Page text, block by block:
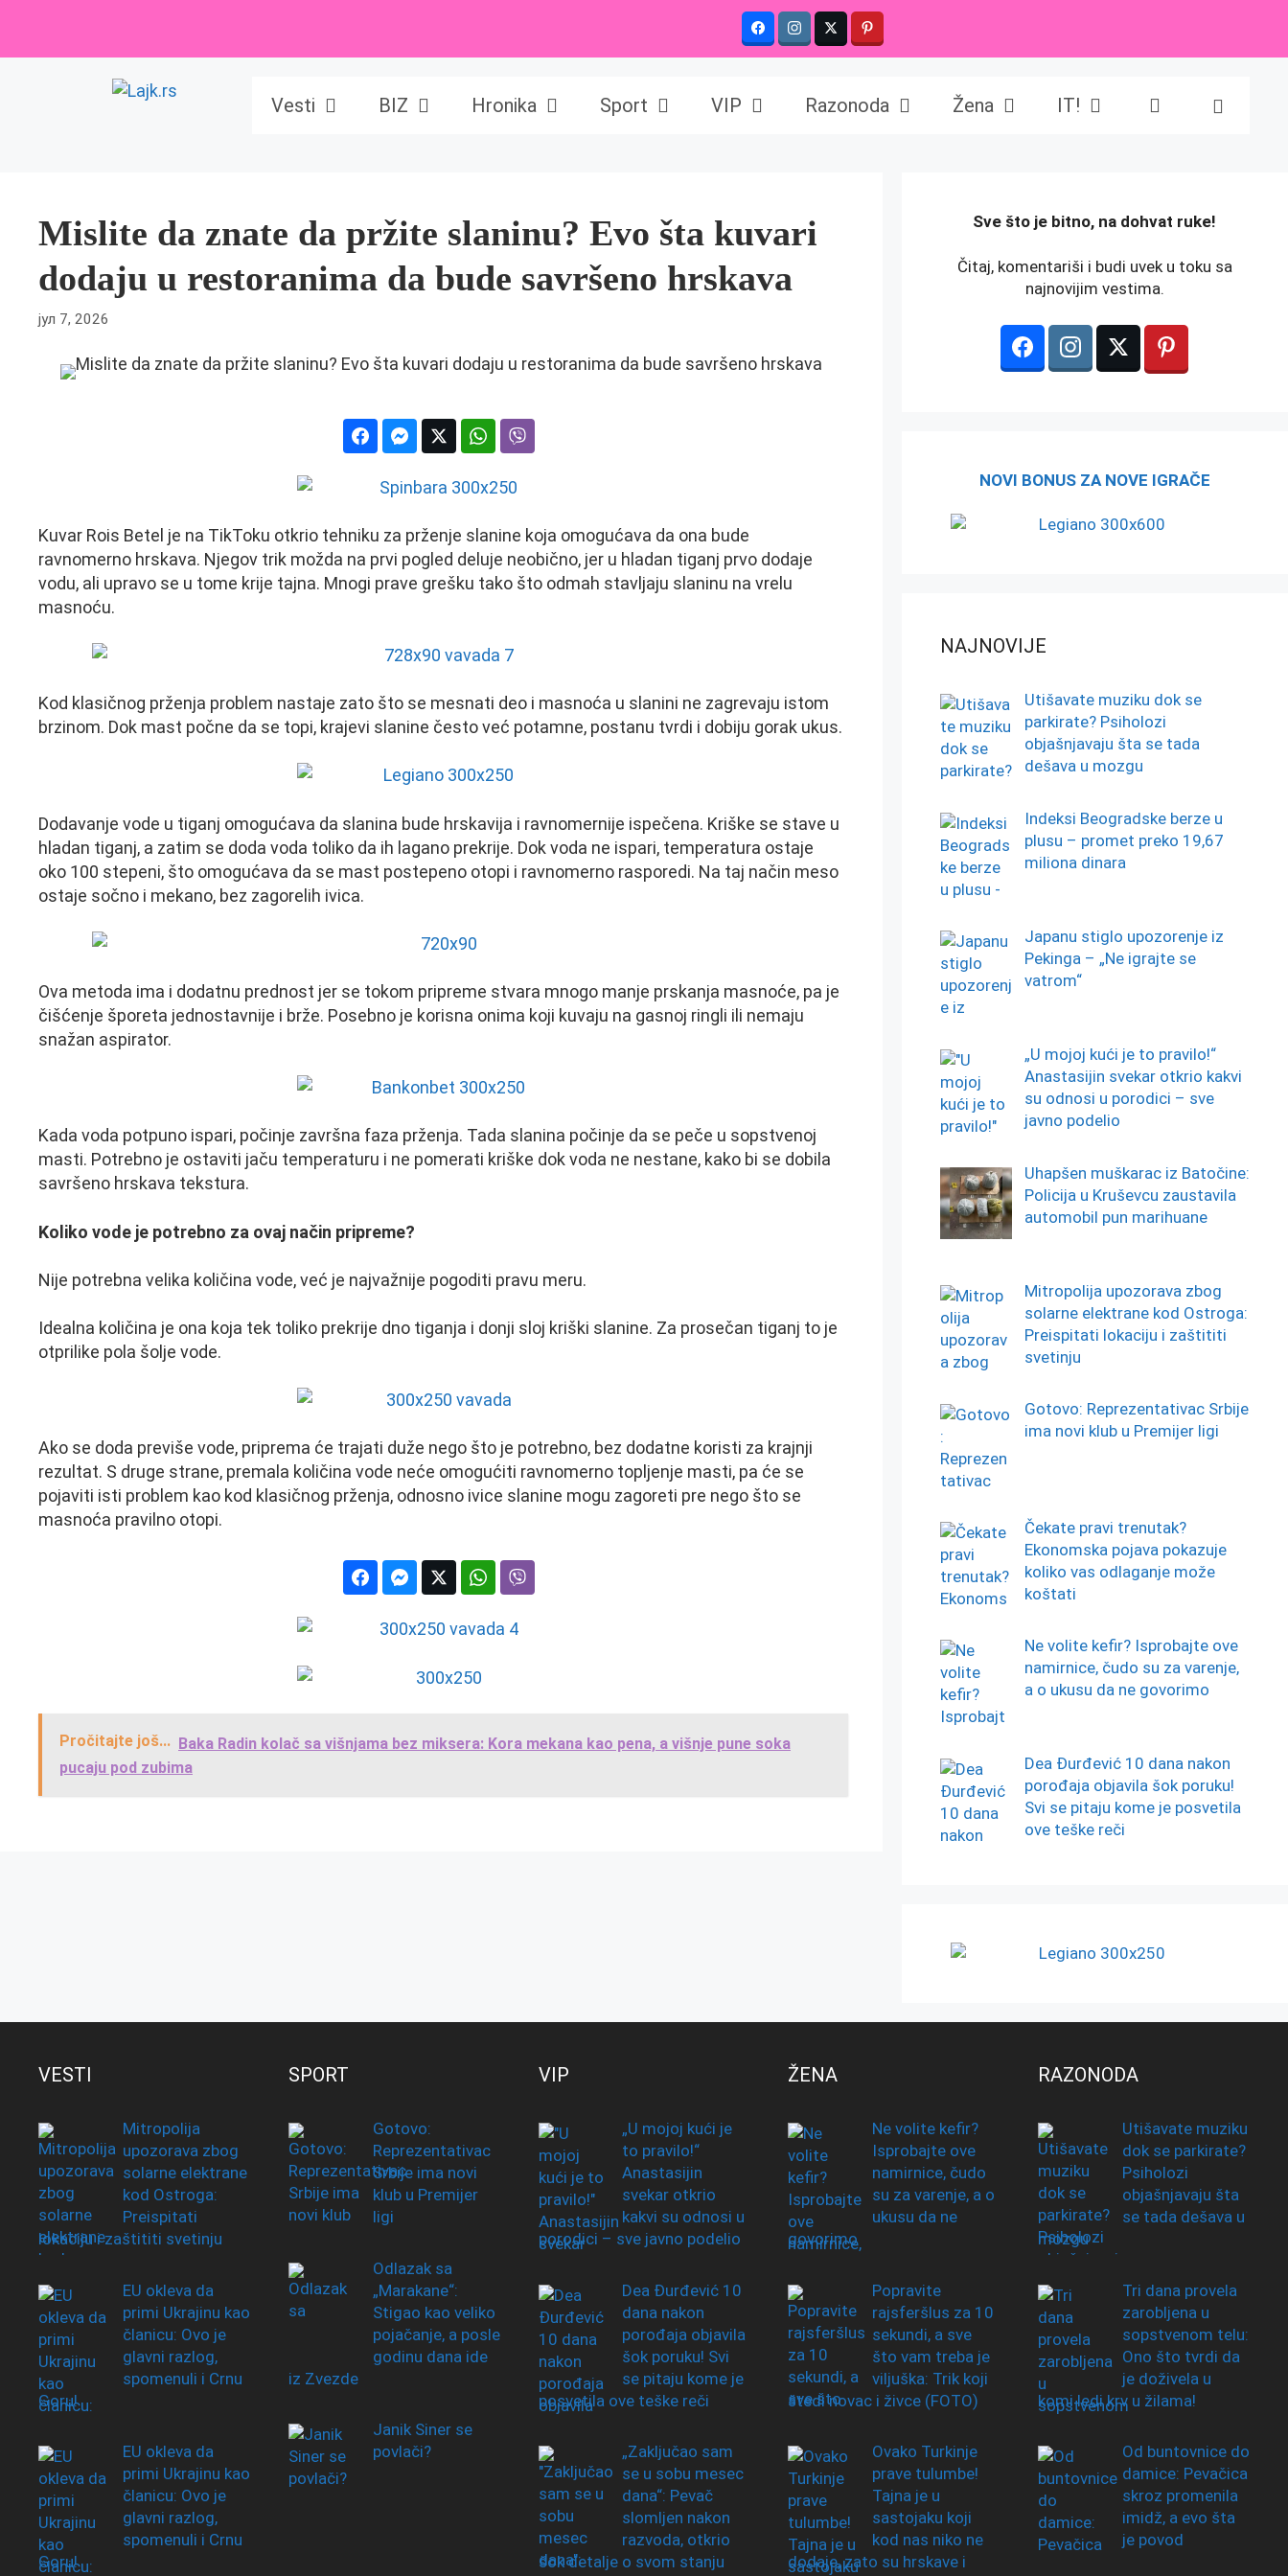
content
Vesti BIZ Hronika Sport VIP Razonoda Žena IT!
Mislite da znate da pržite slaninu? Evo šta kuvari
dodaju u restoranima da bude savršeno hrskava
јул 7, 2026
Kuvar Rois Betel je na TikToku otkrio tehniku za prženje slanine koja omogućava da ona bude
ravnomerno hrskava. Njegov trik možda na prvi pogled deluje neobično, jer u hladan tiganj prvo dodaje
vodu, ali upravo se u tome krije tajna. Mnogi prave grešku tako što odmah stavljaju slaninu na vrelu
masnoću.
Kod klasičnog prženja problem nastaje zato što se mesnati deo i masnoća u slanini ne zagrevaju istom
brzinom. Dok mast počne da se topi, krajevi slanine često već potamne, postanu tvrdi i dobiju gorak ukus.
Dodavanje vode u tiganj omogućava da slanina bude hrskavija i ravnomernije ispečena. Kriške se stave u
hladan tiganj, a zatim se doda voda toliko da ih lagano prekrije. Dok voda ne ispari, temperatura ostaje
oko 100 stepeni, što omogućava da se mast postepeno otopi i ravnomerno rasporedi. Na taj način meso
ostaje sočno i mekano, bez zagorelih ivica.
Ova metoda ima i dodatnu prednost jer se tokom pripreme stvara mnogo manje prskanja masnoće, pa je
čišćenje šporeta jednostavnije i brže. Posebno je korisna onima koji kuvaju na gasnoj ringli ili nemaju
snažan aspirator.
Kada voda potpuno ispari, počinje završna faza prženja. Tada slanina počinje da se peče u sopstvenoj
masti. Potrebno je ostaviti jaču temperaturu i ne pomerati kriške dok voda ne nestane, kako bi se dobila
savršeno hrskava tekstura.
Koliko vode je potrebno za ovaj način pripreme?
Nije potrebna velika količina vode, već je najvažnije pogoditi pravu meru.
Idealna količina je ona koja tek toliko prekrije dno tiganja i donji sloj kriški slanine. Za prosečan tiganj to je
otprilike pola šolje vode.
Ako se doda previše vode, priprema će trajati duže nego što je potrebno, bez dodatne koristi za krajnji
rezultat. S druge strane, premala količina vode neće omogućiti ravnomerno topljenje masti, pa će se
pojaviti isti problem kao kod klasičnog prženja, odnosno ivice slanine mogu zagoreti pre nego što se
masnoća pravilno otopi.
Pročitajte još... Baka Radin kolač sa višnjama bez miksera: Kora mekana kao pena, a višnje pune soka
pucaju pod zubima
️Sve što je bitno, na dohvat ruke!
Čitaj, komentariši i budi uvek u toku sa
najnovijim vestima.
NOVI BONUS ZA NOVE IGRAČE
NAJNOVIJE
Utišavate muziku dok se
parkirate? Psiholozi
objašnjavaju šta se tada
dešava u mozgu
Indeksi Beogradske berze u
plusu – promet preko 19,67
miliona dinara
Japanu stiglo upozorenje iz
Pekinga – „Ne igrajte se
vatrom“
„U mojoj kući je to pravilo!“
Anastasijin svekar otkrio kakvi
su odnosi u porodici – sve
javno podelio
Uhapšen muškarac iz Batočine:
Policija u Kruševcu zaustavila
automobil pun marihuane
Mitropolija upozorava zbog
solarne elektrane kod Ostroga:
Preispitati lokaciju i zaštititi
svetinju
Gotovo: Reprezentativac Srbije
ima novi klub u Premijer ligi
Čekate pravi trenutak?
Ekonomska pojava pokazuje
koliko vas odlaganje može
koštati
Ne volite kefir? Isprobajte ove
namirnice, čudo su za varenje,
a o ukusu da ne govorimo
Dea Đurđević 10 dana nakon
porođaja objavila šok poruku!
Svi se pitaju kome je posvetila
ove teške reči
VESTI
Mitropolija
upozorava zbog
solarne elektrane
kod Ostroga:
Preispitati
lokaciju i zaštititi svetinju
EU okleva da
primi Ukrajinu kao
članicu: Ovo je
glavni razlog,
spomenuli i Crnu
Goru!
EU okleva da
primi Ukrajinu kao
članicu: Ovo je
glavni razlog,
spomenuli i Crnu
Goru!
SPORT
Gotovo:
Reprezentativac
Srbije ima novi
klub u Premijer
ligi
Odlazak sa
„Marakane“:
Stigao kao veliko
pojačanje, a posle
godinu dana ide
iz Zvezde
Janik Siner se
povlači?
VIP
„U mojoj kući je
to pravilo!“
Anastasijin
svekar otkrio
kakvi su odnosi u
porodici – sve javno podelio
Dea Đurđević 10
dana nakon
porođaja objavila
šok poruku! Svi
se pitaju kome je
posvetila ove teške reči
„Zaključao sam
se u sobu mesec
dana“: Pevač
slomljen nakon
razvoda, otkrio
šok detalje o svom stanju
ŽENA
Ne volite kefir?
Isprobajte ove
namirnice, čudo
su za varenje, a o
ukusu da ne
govorimo
Popravite
rajsferšlus za 10
sekundi, a sve
što vam treba je
viljuška: Trik koji
štedi novac i živce (FOTO)
Ovako Turkinje
prave tulumbe!
Tajna je u
sastojaku koji
kod nas niko ne
dodaje, zato su hrskave i
RAZONODA
Utišavate muziku
dok se parkirate?
Psiholozi
objašnjavaju šta
se tada dešava u
mozgu
Tri dana provela
zarobljena u
sopstvenom telu:
Ono što tvrdi da
je doživela u
komi ledi krv u žilama!
Od buntovnice do
damice: Pevačica
skroz promenila
imidž, a evo šta
je povod